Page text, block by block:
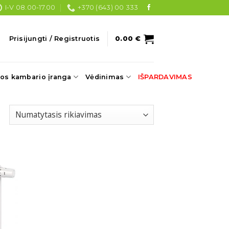
I-V 08.00-17.00 +370 (643) 00 333
Prisijungti / Registruotis 0.00€
kambario įranga Vėdinimas IŠPARDAVIMAS